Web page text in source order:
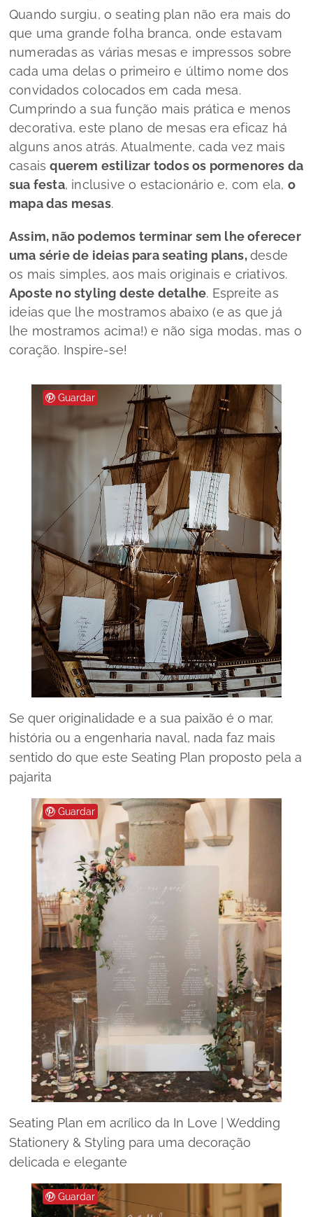
Quando surgiu, oseating plan não era mais do
que uma grande folha branca, onde estavam
numeradas as várias mesas e impressos sobre
cada uma delas o primeiro e último nome dos
convidados colocados em cada mesa.
Cumprindo a sua função mais prática e menos
decorativa, este plano de mesas era eficaz há
alguns anos atrás. Atualmente, cada vez mais
casaisquerem estilizar todos os pormenores da
sua festa, inclusive o estacionário e, com ela, o
mapa das mesas.
Assim, não podemos terminar sem lhe oferecer
uma série de ideias paraseating plans,desde
os mais simples, aos mais originais e criativos.
Aposte nostyling deste detalhe. Espreite as
ideias que lhe mostramos abaixo (e as que já
lhe mostramos acima!) e não siga modas, mas o
coração. Inspire-se!
Guardar
Se quer originalidade e a sua paixão é o mar,
história ou a engenharia naval, nada faz mais
sentido do que este Seating Plan proposto pela a
pajarita
Guardar
Seating Plan em acrílico da In Love | Wedding
Stationery & Styling para uma decoração
delicada e elegante
Guardar